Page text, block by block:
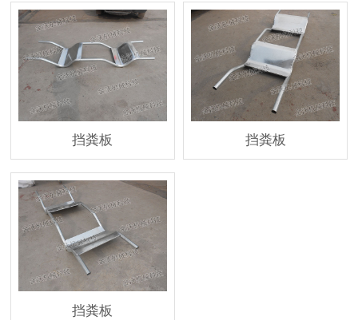
挡粪板 挡粪板
挡粪板